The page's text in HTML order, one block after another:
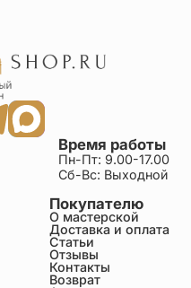
Покупателю
О мастерской
Доставка и оплата
Статьи
Отзывы
Контакты
Возврат
Время работы
Пн-Пт: 9.00-17.00
Сб-Вс: Выходной